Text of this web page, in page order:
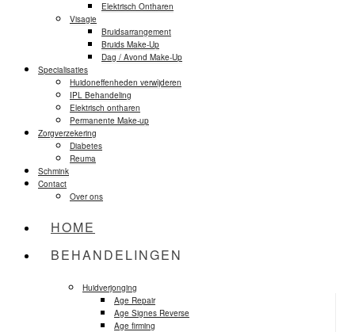
Elektrisch Ontharen
Visagie
Bruidsarrangement
Bruids Make-Up
Dag / Avond Make-Up
Specialisaties
Huidoneffenheden verwijderen
IPL Behandeling
Elektrisch ontharen
Permanente Make-up
Zorgverzekering
Diabetes
Reuma
Schmink
Contact
Over ons
HOME
BEHANDELINGEN
Huidverjonging
Age Repair
Age Signes Reverse
Age firming